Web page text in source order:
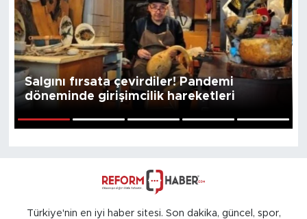
Salgını fırsata çevirdiler! Pandemi
döneminde girişimcilik hareketleri
Türkiye'nin en iyi haber sitesi. Son dakika, güncel, spor,